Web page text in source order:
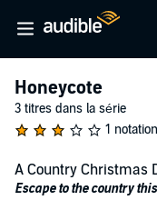
Honeycote
3 titres dans la série
1 notation
A Country Christmas
Escape to the country